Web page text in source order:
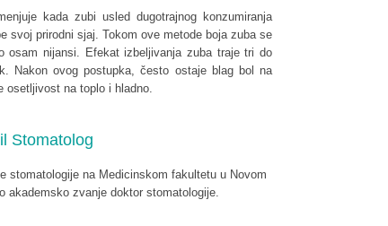
kada zubi usled dugotrajnog konzumiranja
svoj prirodni sjaj. Tokom ove metode boja zuba se
osam nijansi. Efekat izbeljivanja zuba traje tri do
Nakon ovog postupka, često ostaje blag bol na
osetljivost na toplo i hladno.
Stomatolog
stomatologije na Medicinskom fakultetu u Novom
akademsko zvanje doktor stomatologije.